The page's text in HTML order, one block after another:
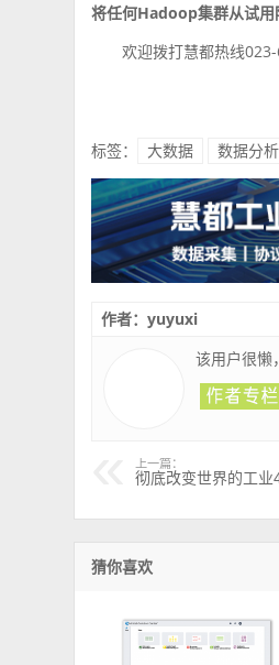
将任何Hadoop集群从试用
欢迎拨打慧都热线
标签： 大数据 数据分析
作者：yuyuxi
该用户很懒
上一篇：
彻底改变世界的工业
猜你喜欢